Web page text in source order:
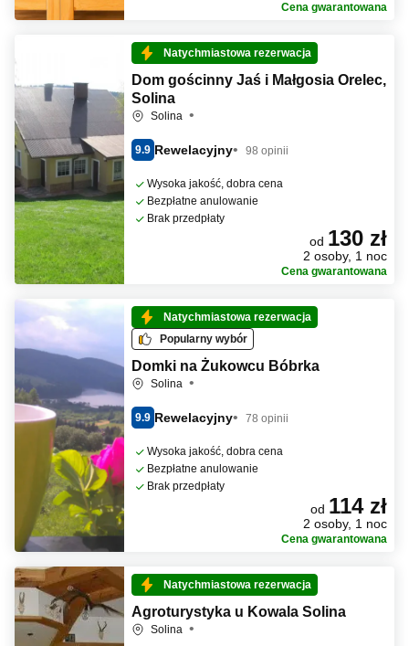
Cena gwarantowana
Natychmiastowa rezerwacja
Dom gościnny Jaś i Małgosia Orelec,
Solina
Solina
9.9 Rewelacyjny 98 opinii
Wysoka jakość, dobra cena
Bezpłatne anulowanie
Brak przedpłaty
od 130 zł
2 osoby, 1 noc
Cena gwarantowana
Natychmiastowa rezerwacja
Popularny wybór
Domki na Żukowcu Bóbrka
Solina
9.9 Rewelacyjny 78 opinii
Wysoka jakość, dobra cena
Bezpłatne anulowanie
Brak przedpłaty
od 114 zł
2 osoby, 1 noc
Cena gwarantowana
Natychmiastowa rezerwacja
Agroturystyka u Kowala Solina
Solina